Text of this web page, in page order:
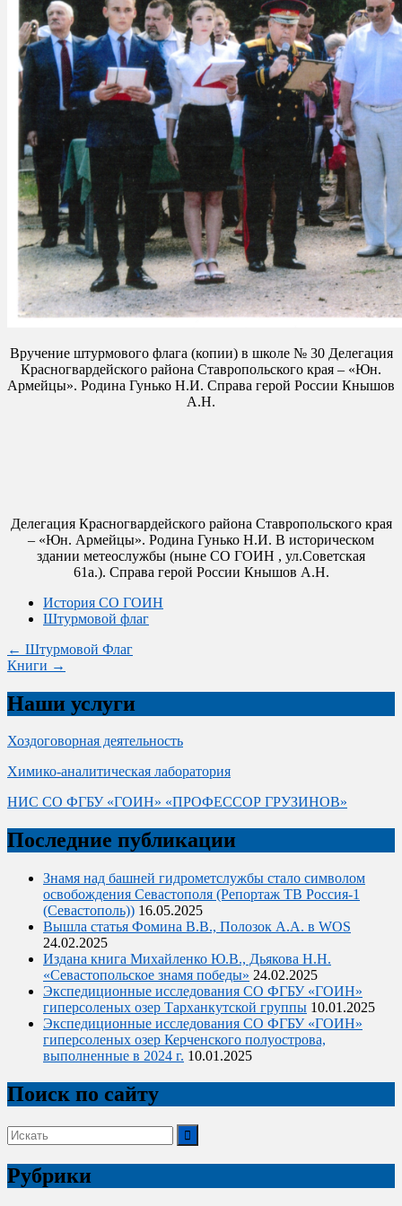
Вручение штурмового флага (копии) в школе № 30 Делегация
Красногвардейского района Ставропольского края – «Юн.
Армейцы». Родина Гунько Н.И. Справа герой России Кнышов
А.Н.
Делегация Красногвардейского района Ставропольского края
– «Юн. Армейцы». Родина Гунько Н.И. В историческом
здании метеослужбы (ныне СО ГОИН , ул.Советская
61а.). Справа герой России Кнышов А.Н.
История СО ГОИН
Штурмовой флаг
Post
navigation
← Штурмовой Флаг
Книги →
Наши услуги
Хоздоговорная деятельность
Химико-аналитическая лаборатория
НИС СО ФГБУ «ГОИН» «ПРОФЕССОР ГРУЗИНОВ»
Последние публикации
Знамя над башней гидрометслужбы стало символом
освобождения Севастополя (Репортаж ТВ Россия-1
(Севастополь)) 16.05.2025
Вышла статья Фомина В.В., Полозок А.А. в WOS
24.02.2025
Издана книга Михайленко Ю.В., Дьякова Н.Н.
«Севастопольское знамя победы» 24.02.2025
Экспедиционные исследования СО ФГБУ «ГОИН»
гиперсоленых озер Тарханкутской группы 10.01.2025
Экспедиционные исследования СО ФГБУ «ГОИН»
гиперсоленых озер Керченского полуострова,
выполненные в 2024 г. 10.01.2025
Поиск по сайту
Поиск:
Рубрики